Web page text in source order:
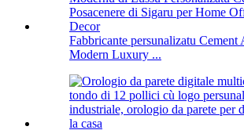
Fabbricante persunalizatu Cement
Modern Luxury ...